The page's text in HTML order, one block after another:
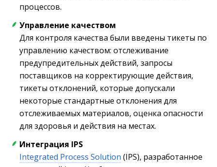
процессов.
Управление качеством
Для контроля качества были введены тикеты по
управлению качеством: отслеживание
предупредительных действий, запросы
поставщиков на корректирующие действия,
тикеты отклонений, которые допускали
некоторые стандартные отклонения для
отслеживаемых материалов, оценка опасности
для здоровья и действия на местах.
Интеграция IPS
Integrated Process Solution (IPS), разработанное